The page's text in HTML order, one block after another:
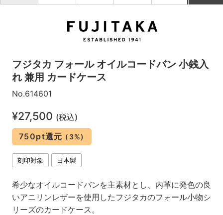
フジタカ フォール オイルコードバン 小銭入
れ 兼用 カードケース
No.614601
¥27,500 (税込)
750pt還元 (3%)
刻印対象 日本製
希少なオイルコードバンを主素材とし、内革に発色の良
いアニリンレザーを使用したフジタカのフォール小物シ
リーズのカードケース。